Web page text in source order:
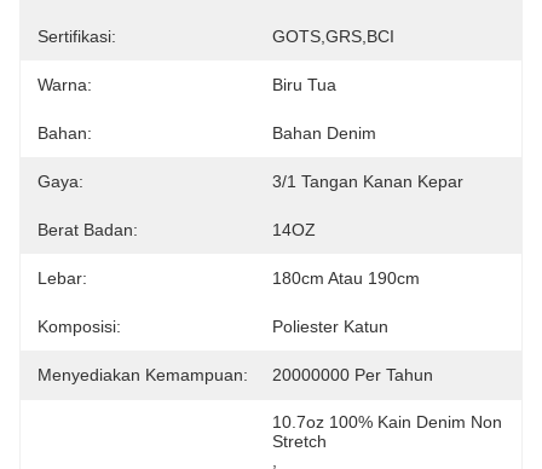
Sertifikasi: GOTS,GRS,BCI
Warna: Biru Tua
Bahan: Bahan Denim
Gaya: 3/1 Tangan Kanan Kepar
Berat Badan: 14OZ
Lebar: 180cm Atau 190cm
Komposisi: Poliester Katun
Menyediakan Kemampuan: 20000000 Per Tahun
10.7oz 100% Kain Denim Non
Stretch